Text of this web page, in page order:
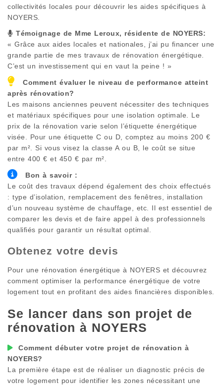
collectivités locales pour découvrir les aides spécifiques à
NOYERS
Témoignage de Mme Leroux, résidente de NOYERS:
« Grâce aux aides locales et nationales, j’ai pu financer une
grande partie de mes travaux de rénovation énergétique.
C’est un investissement qui en vaut la peine ! »
Comment évaluer le niveau de performance atteint
après rénovation?
Les maisons anciennes peuvent nécessiter des techniques
et matériaux spécifiques pour une isolation optimale. Le
prix de la rénovation varie selon l’étiquette énergétique
visée. Pour une étiquette C ou D, comptez au moins 200 €
par m². Si vous visez la classe A ou B, le coût se situe
entre 400 € et 450 € par m².
Bon à savoir :
Le coût des travaux dépend également des choix effectués
: type d’isolation, remplacement des fenêtres, installation
d’un nouveau système de chauffage, etc. Il est essentiel de
comparer les devis et de faire appel à des professionnels
qualifiés pour garantir un résultat optimal.
Obtenez votre devis
Pour une rénovation énergétique à NOYERS et découvrez
comment optimiser la performance énergétique de votre
logement tout en profitant des aides financières disponibles.
Se lancer dans son projet de
rénovation à NOYERS
Comment débuter votre projet de rénovation à
NOYERS?
La première étape est de réaliser un diagnostic précis de
votre logement pour identifier les zones nécessitant une